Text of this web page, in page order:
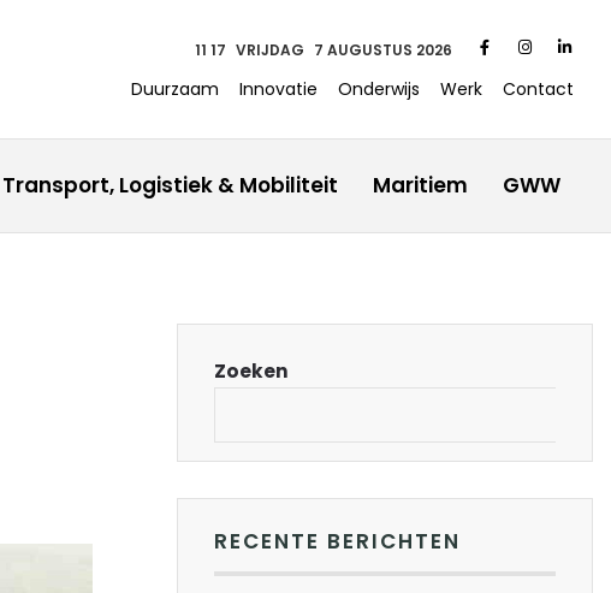
11 17 VRIJDAG 7 AUGUSTUS 2026
Duurzaam Innovatie Onderwijs Werk Contact
Transport, Logistiek & Mobiliteit Maritiem GWW
Zoeken
RECENTE BERICHTEN